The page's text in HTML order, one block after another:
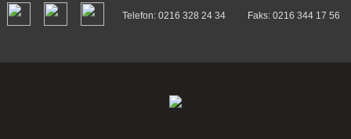
Telefon: 0216 328 24 34 Faks: 0216 344 17 56